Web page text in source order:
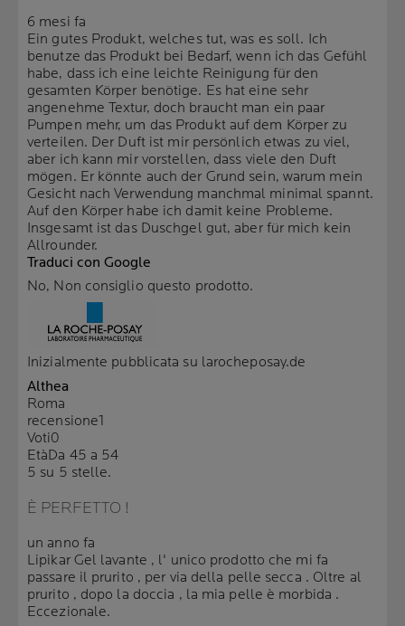
6 mesi fa
Ein gutes Produkt, welches tut, was es soll. Ich
benutze das Produkt bei Bedarf, wenn ich das Gefühl
habe, dass ich eine leichte Reinigung für den
gesamten Körper benötige. Es hat eine sehr
angenehme Textur, doch braucht man ein paar
Pumpen mehr, um das Produkt auf dem Körper zu
verteilen. Der Duft ist mir persönlich etwas zu viel,
aber ich kann mir vorstellen, dass viele den Duft
mögen. Er könnte auch der Grund sein, warum mein
Gesicht nach Verwendung manchmal minimal spannt.
Auf den Körper habe ich damit keine Probleme.
Insgesamt ist das Duschgel gut, aber für mich kein
Allrounder.
Traduci con Google
No, Non consiglio questo prodotto.
Inizialmente pubblicata su larocheposay.de
Althea
Roma
recensione1
Voti0
EtàDa 45 a 54
5 su 5 stelle.
È PERFETTO !
un anno fa
Lipikar Gel lavante , l' unico prodotto che mi fa
passare il prurito , per via della pelle secca . Oltre al
prurito , dopo la doccia , la mia pelle è morbida .
Eccezionale.